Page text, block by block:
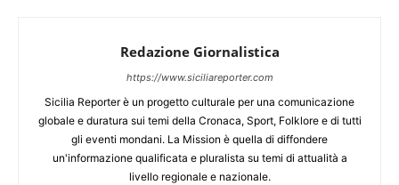
Redazione Giornalistica
https://www.siciliareporter.com
Sicilia Reporter è un progetto culturale per una comunicazione
globale e duratura sui temi della Cronaca, Sport, Folklore e di tutti
gli eventi mondani. La Mission è quella di diffondere
un'informazione qualificata e pluralista su temi di attualità a
livello regionale e nazionale.